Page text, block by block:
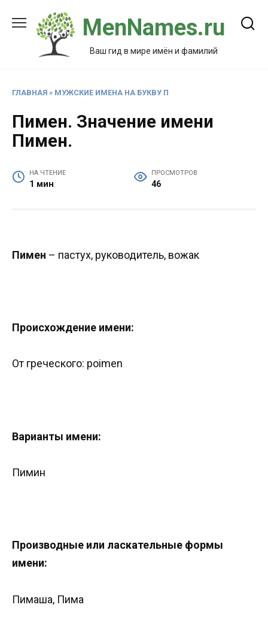
содержанию
MenNames.ru
Ваш гид в мире имён и фамилий
ГЛАВНАЯ » МУЖСКИЕ ИМЕНА НА БУКВУ П
Пимен. Значение имени
Пимен.
НА ЧТЕНИЕ
1 мин
ПРОСМОТРОВ
46
Пимен – пастух, руководитель, вожак
Происхождение имени:
От греческого: poimen
Варианты имени:
Пимин
Производные или ласкательные формы
имени:
Пимаша, Пима